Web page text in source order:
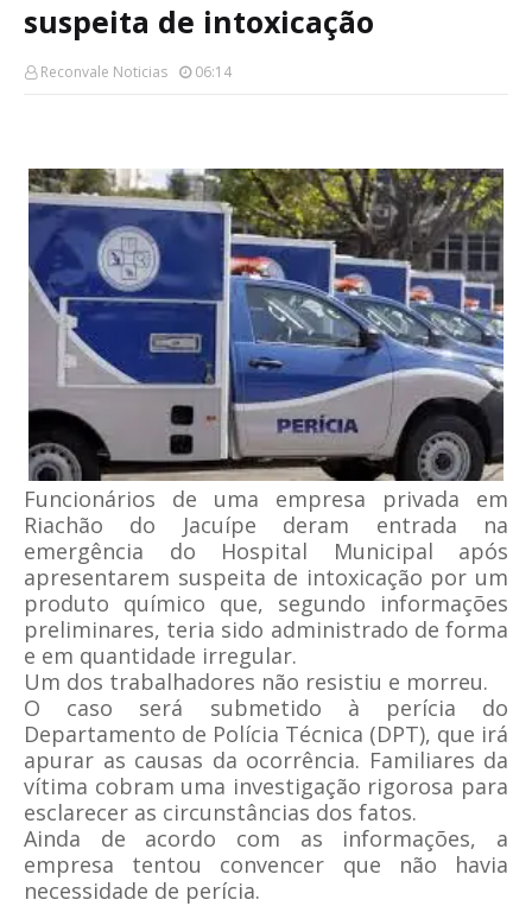
suspeita de intoxicação
Reconvale Noticias 06:14
Funcionários de uma empresa privada em
Riachão do Jacuípe deram entrada na
emergência do Hospital Municipal após
apresentarem suspeita de intoxicação por um
produto químico que, segundo informações
preliminares, teria sido administrado de forma
e em quantidade irregular.
Um dos trabalhadores não resistiu e morreu.
O caso será submetido à perícia do
Departamento de Polícia Técnica (DPT), que irá
apurar as causas da ocorrência. Familiares da
vítima cobram uma investigação rigorosa para
esclarecer as circunstâncias dos fatos.
Ainda de acordo com as informações, a
empresa tentou convencer que não havia
necessidade de perícia.